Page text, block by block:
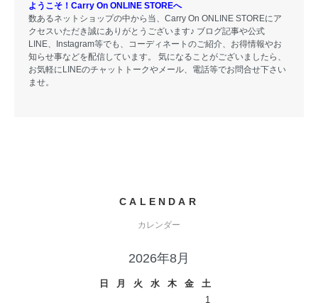
ようこそ！Carry On ONLINE STOREへ
数あるネットショップの中から当、Carry On ONLINE STOREにア
クセスいただき誠にありがとうございます♪ ブログ記事や公式
LINE、Instagram等でも、コーディネートのご紹介、お得情報やお
知らせ事などを配信しています。 気になることがございましたら、
お気軽にLINEのチャットトークやメール、電話等でお問合せ下さい
ませ。
CALENDAR
カレンダー
2026年8月
日 月 火 水 木 金
土
1